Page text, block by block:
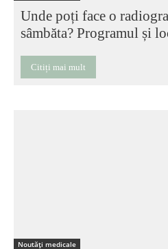
Unde poți face o
sâmbăta? Programul și
Citiți mai mult
Noutăți medicale